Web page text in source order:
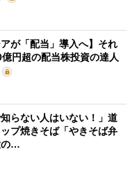
アが「配当」導入へ】それ
円超の配当株投資の達人
知らない人はいない！」道
プ焼きそば「やきそば弁
の…